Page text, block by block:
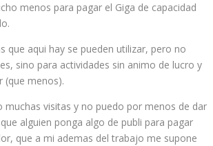
menos para pagar el Giga de capacidad
que aqui hay se pueden utilizar, pero no
sino para actividades sin animo de lucro y
(que menos).
muchas visitas y no puedo por menos de dar
alguien ponga algo de publi para pagar
que a mi ademas del trabajo me supone